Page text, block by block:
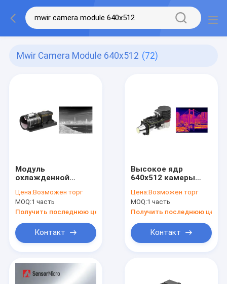
Mwir Camera Module 640x512 (72)
Модуль
охлажденной
камеры
640x512/15μm для
портативных
тепловых камер
Цена:Возможен торг
MOQ:1 часть
Получить последнюю цену
Контакт
Высокое ядр
640x512 камеры
MCT MWIR для
быстрой
интеграции
Цена:Возможен торг
MOQ:1 часть
Получить последнюю цену
Контакт